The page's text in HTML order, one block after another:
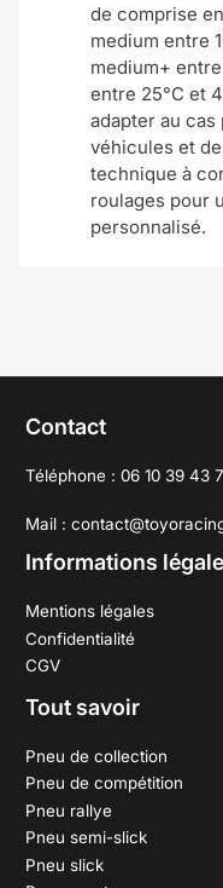
de comprise
medium entre
medium+
entre 25°C et
adapter au
véhicules et
technique à
roulages pour
personnalisé.
Contact
Téléphone : 06 10 39 43
Mail :
Informations
Mentions légales
Confidentialité
CGV
Tout savoir
Pneu de collection
Pneu de compétition
Pneu rallye
Pneu semi-slick
Pneu slick